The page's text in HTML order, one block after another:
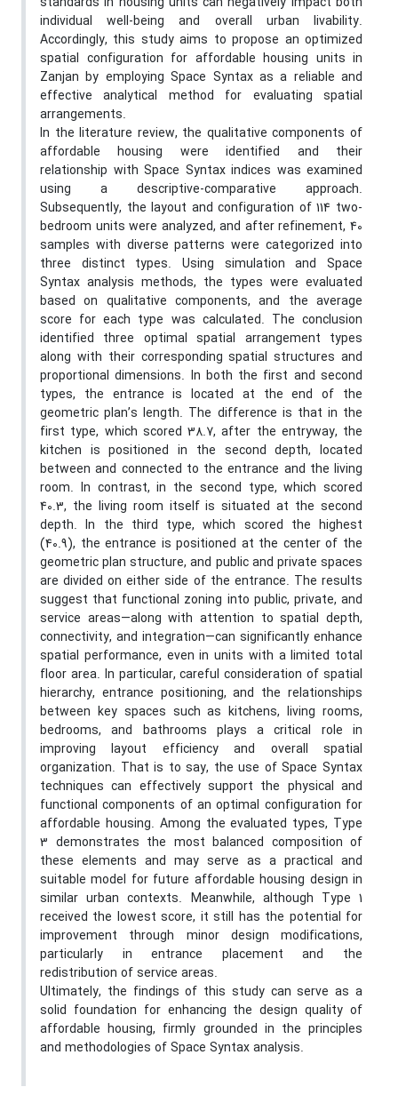
individual well-being and overall urban livability.
Accordingly, this study aims to propose an optimized
spatial configuration for affordable housing units in
Zanjan by employing Space Syntax as a reliable and
effective analytical method for evaluating spatial
arrangements.
In the literature review, the qualitative components of
affordable housing were identified and their
relationship with Space Syntax indices was examined
using a descriptive-comparative approach.
Subsequently, the layout and configuration of 114 two-
bedroom units were analyzed, and after refinement, 40
samples with diverse patterns were categorized into
three distinct types. Using simulation and Space
Syntax analysis methods, the types were evaluated
based on qualitative components, and the average
score for each type was calculated. The conclusion
identified three optimal spatial arrangement types
along with their corresponding spatial structures and
proportional dimensions. In both the first and second
types, the entrance is located at the end of the
geometric plan’s length. The difference is that in the
first type, which scored 38.7, after the entryway, the
kitchen is positioned in the second depth, located
between and connected to the entrance and the living
room. In contrast, in the second type, which scored
40.3, the living room itself is situated at the second
depth. In the third type, which scored the highest
(40.9), the entrance is positioned at the center of the
geometric plan structure, and public and private spaces
are divided on either side of the entrance. The results
suggest that functional zoning into public, private, and
service areas—along with attention to spatial depth,
connectivity, and integration—can significantly enhance
spatial performance, even in units with a limited total
floor area. In particular, careful consideration of spatial
hierarchy, entrance positioning, and the relationships
between key spaces such as kitchens, living rooms,
bedrooms, and bathrooms plays a critical role in
improving layout efficiency and overall spatial
organization. That is to say, the use of Space Syntax
techniques can effectively support the physical and
functional components of an optimal configuration for
affordable housing. Among the evaluated types, Type
3 demonstrates the most balanced composition of
these elements and may serve as a practical and
suitable model for future affordable housing design in
similar urban contexts. Meanwhile, although Type 1
received the lowest score, it still has the potential for
improvement through minor design modifications,
particularly in entrance placement and the
redistribution of service areas.
Ultimately, the findings of this study can serve as a
solid foundation for enhancing the design quality of
affordable housing, firmly grounded in the principles
and methodologies of Space Syntax analysis.